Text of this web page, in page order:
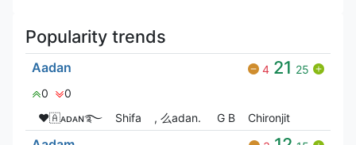
Popularity trends
Aadan 4 21 25
0
0
❤🇦ᴀᴅᴀɴ࿐
Shifa , 么adan. G‎ B Chironjit